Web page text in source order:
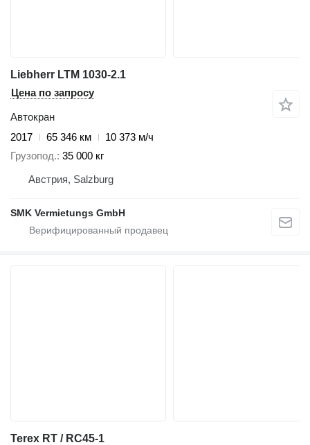
Liebherr LTM 1030-2.1
Цена по запросу
Автокран
2017
65 346 км
10 373 м/ч
Грузопод. 35 000 кг
Австрия, Salzburg
SMK Vermietungs GmbH
Terex RT / RC45-1